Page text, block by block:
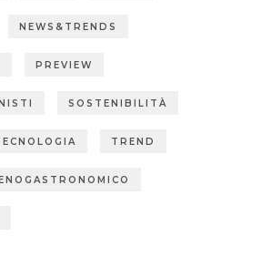
NEWS&TRENDS
PREVIEW
SOSTENIBILITÀ
TREND